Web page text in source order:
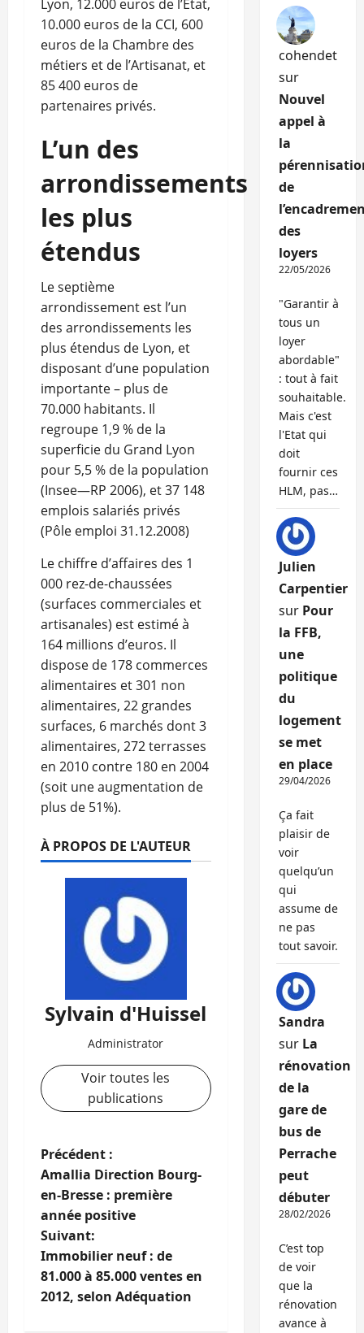
Lyon, 12.000 euros de l’Etat,
10.000 euros de la CCI, 600
euros de la Chambre des
métiers et de l’Artisanat, et
85 400 euros de
partenaires privés.
L’un des
arrondissements
les plus
étendus
Le septième
arrondissement est l’un
des arrondissements les
plus étendus de Lyon, et
disposant d’une population
importante – plus de
70.000 habitants. Il
regroupe 1,9 % de la
superficie du Grand Lyon
pour 5,5 % de la population
(Insee—RP 2006), et 37 148
emplois salariés privés
(Pôle emploi 31.12.2008)
Le chiffre d’affaires des 1
000 rez-de-chaussées
(surfaces commerciales et
artisanales) est estimé à
164 millions d’euros. Il
dispose de 178 commerces
alimentaires et 301 non
alimentaires, 22 grandes
surfaces, 6 marchés dont 3
alimentaires, 272 terrasses
en 2010 contre 180 en 2004
(soit une augmentation de
plus de 51%).
À PROPOS DE L'AUTEUR
Sylvain d'Huissel
Administrator
Voir toutes les
publications
N
a
v
i
g
Précédent :
Amallia Direction Bourg-
en-Bresse : première
année positive
Suivant:
Immobilier neuf : de
81.000 à 85.000 ventes en
2012, selon Adéquation
cohendet
sur
Nouvel
appel à
la
de
des
loyers
22/05/2026
"Garantir à
tous un
loyer
abordable"
: tout à fait
souhaitable.
Mais c'est
l'Etat qui
doit
fournir ces
HLM, pas…
Julien
Carpentier
sur Pour
la FFB,
une
politique
du
logement
se met
en place
29/04/2026
Ça fait
plaisir de
voir
quelqu’un
qui
assume de
ne pas
tout savoir.
Sandra
sur La
rénovation
de la
gare de
bus de
Perrache
peut
débuter
28/02/2026
C’est top
de voir
que la
rénovation
avance à